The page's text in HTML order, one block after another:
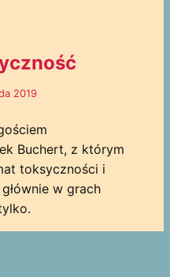
2019
Buchert, z którym
toksyczności i
w grach